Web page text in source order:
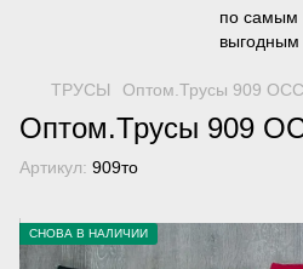
ТРУСЫ Оптом.Трусы 909
Оптом.Трусы 909
Артикул: 909то
СНОВА В НАЛИЧИИ